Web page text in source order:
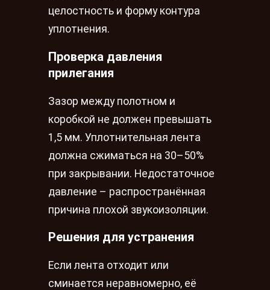
целостность и форму контура
уплотнения.
Проверка давления
прилегания
Зазор между полотном и
коробкой не должен превышать
1,5 мм. Уплотнительная лента
должна сжиматься на 30–50%
при закрывании. Недостаточное
давление – распространённая
причина плохой звукоизоляции.
Решения для устранения
Если лента отходит или
сминается неравномерно, её